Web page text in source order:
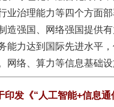
业治理能力等四个方面
造强国、网络强国提供
能力达到国际先进水平
网络、算力等信息基础
印发《“人工智能+信息